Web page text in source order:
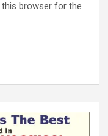
this browser for the